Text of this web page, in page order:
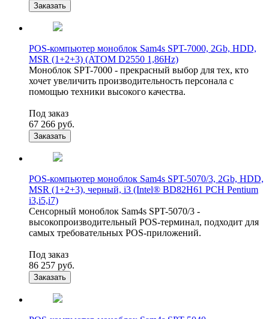
Заказать
POS-компьютер моноблок Sam4s SPT-7000, 2Gb, HDD,
MSR (1+2+3) (ATOM D2550 1,86Hz)
Моноблок SPT-7000 - прекрасный выбор для тех, кто
хочет увеличить производительность персонала с
помощью техники высокого качества.
Под заказ
67 266 руб.
Заказать
POS-компьютер моноблок Sam4s SPT-5070/3, 2Gb, HDD,
MSR (1+2+3), черный, i3 (Intel® BD82H61 PCH Pentium
i3,i5,i7)
Сенсорный моноблок Sam4s SPT-5070/3 -
высокопроизводительный POS-терминал, подходит для
самых требовательных POS-приложений.
Под заказ
86 257 руб.
Заказать